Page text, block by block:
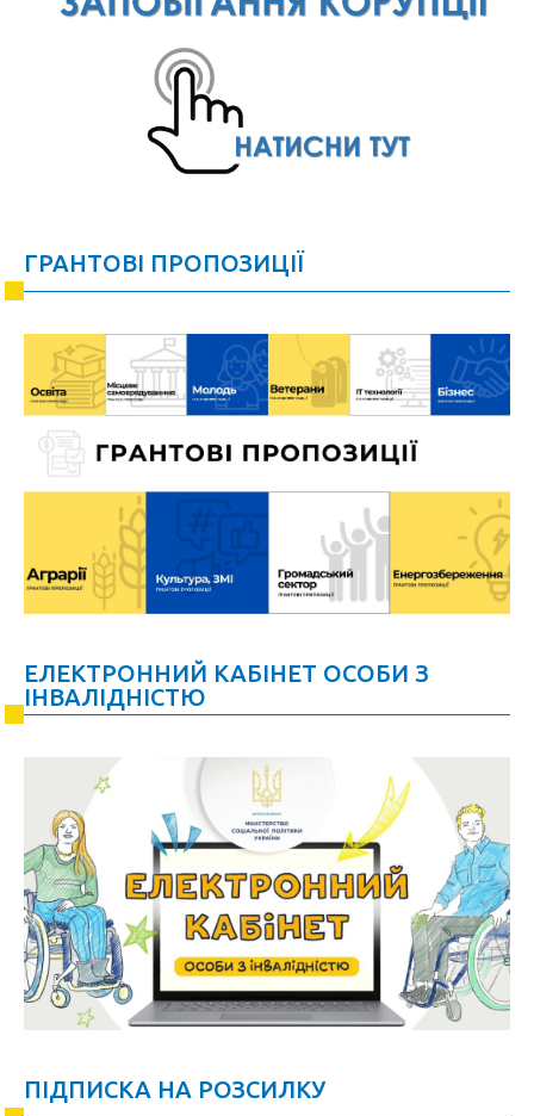
ГРАНТОВІ ПРОПОЗИЦІЇ
ЕЛЕКТРОННИЙ КАБІНЕТ ОСОБИ З
ІНВАЛІДНІСТЮ
ПІДПИСКА НА РОЗСИЛКУ